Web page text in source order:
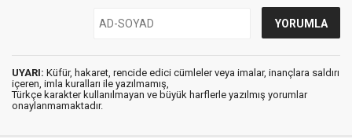
UYARI: Küfür, hakaret, rencide edici cümleler veya imalar, inançlara saldırı
içeren, imla kuralları ile yazılmamış,
Türkçe karakter kullanılmayan ve büyük harflerle yazılmış yorumlar
onaylanmamaktadır.